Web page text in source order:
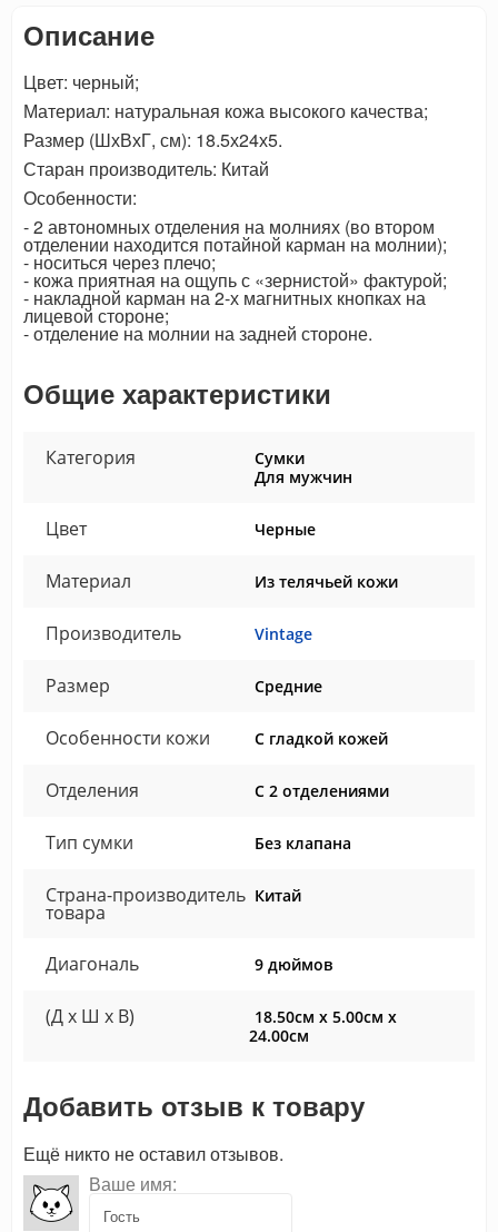
Описание
Цвет: черный;
Материал: натуральная кожа высокого качества;
Размер (ШхВхГ, см): 18.5х24х5.
Старан производитель: Китай
Особенности:
- 2 автономных отделения на молниях (во втором
отделении находится потайной карман на молнии);
- носиться через плечо;
- кожа приятная на ощупь с «зернистой» фактурой;
- накладной карман на 2-х магнитных кнопках на
лицевой стороне;
- отделение на молнии на задней стороне.
Общие характеристики
Категория
Сумки
Для мужчин
Цвет Черные
Материал Из телячьей кожи
Производитель Vintage
Размер Средние
Особенности кожи С гладкой кожей
Отделения С 2 отделениями
Тип сумки Без клапана
Страна-производитель
товара
Китай
Диагональ 9 дюймов
(Д x Ш x В)
18.50см x 5.00см x
24.00см
Добавить отзыв к товару
Ещё никто не оставил отзывов.
Ваше имя: